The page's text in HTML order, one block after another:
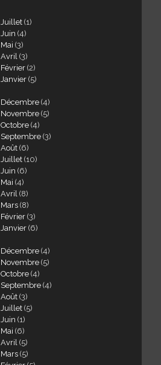
Juillet (1)
Juin (4)
Mai (3)
Avril (3)
Février (2)
Janvier (5)
Décembre (4)
Novembre (5)
Octobre (4)
Septembre (3)
Août (6)
Juillet (10)
Juin (6)
Mai (4)
Avril (8)
Mars (8)
Février (3)
Janvier (6)
Décembre (4)
Novembre (5)
Octobre (4)
Septembre (4)
Août (3)
Juillet (5)
Juin (1)
Mai (6)
Avril (5)
Mars (5)